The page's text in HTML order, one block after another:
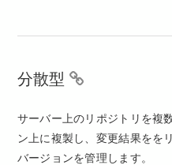
分散型
サーバー上のリポジトリを複
ン上に複製し、変更結果をを
バージョンを管理します。